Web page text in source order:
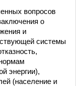
вопросов
о
и
системы
энергии),
(население и